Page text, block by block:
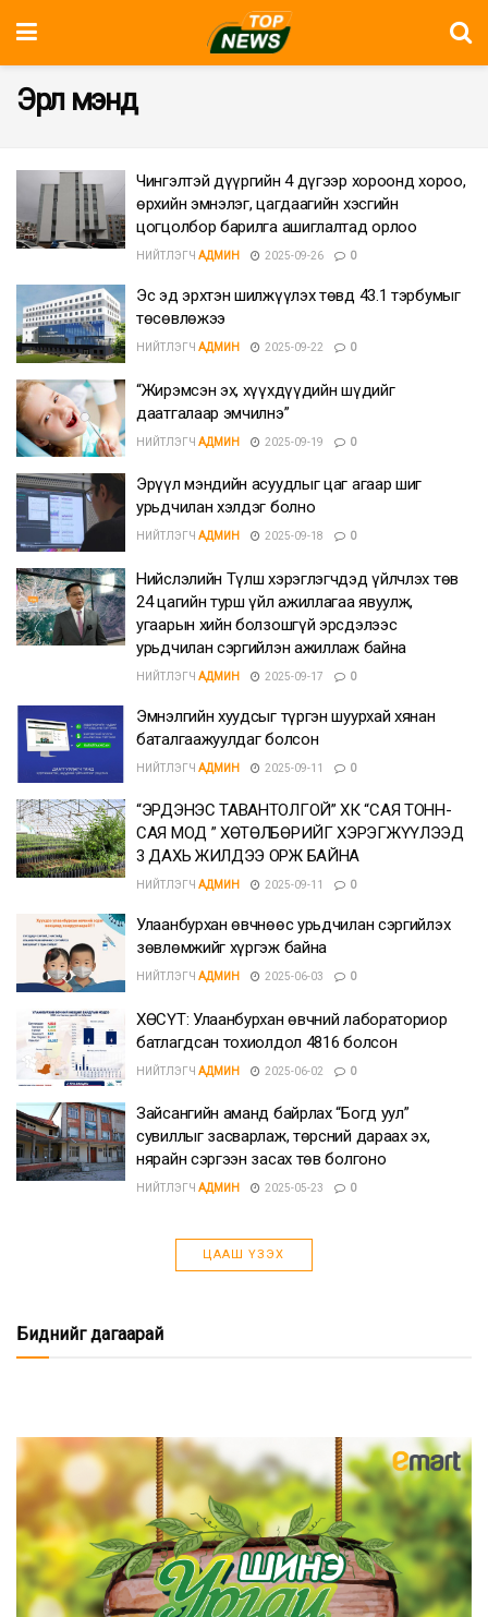
Эрүүл мэнд
Чингэлтэй дүүргийн 4 дүгээр хороонд хороо,
өрхийн эмнэлэг, цагдаагийн хэсгийн
цогцолбор барилга ашиглалтад орлоо
НИЙТЛЭГЧ АДМИН 2025-09-26 0
Эс эд эрхтэн шилжүүлэх төвд 43.1 тэрбумыг
төсөвлөжээ
НИЙТЛЭГЧ АДМИН 2025-09-22 0
“Жирэмсэн эх, хүүхдүүдийн шүдийг
даатгалаар эмчилнэ”
НИЙТЛЭГЧ АДМИН 2025-09-19 0
Эрүүл мэндийн асуудлыг цаг агаар шиг
урьдчилан хэлдэг болно
НИЙТЛЭГЧ АДМИН 2025-09-18 0
Нийслэлийн Түлш хэрэглэгчдэд үйлчлэх төв
24 цагийн турш үйл ажиллагаа явуулж,
угаарын хийн болзошгүй эрсдэлээс
урьдчилан сэргийлэн ажиллаж байна
НИЙТЛЭГЧ АДМИН 2025-09-17 0
Эмнэлгийн хуудсыг түргэн шуурхай хянан
баталгаажуулдаг болсон
НИЙТЛЭГЧ АДМИН 2025-09-11 0
“ЭРДЭНЭС ТАВАНТОЛГОЙ” ХК “САЯ ТОНН-
САЯ МОД ” ХӨТӨЛБӨРИЙГ ХЭРЭГЖҮҮЛЭЭД
3 ДАХЬ ЖИЛДЭЭ ОРЖ БАЙНА
НИЙТЛЭГЧ АДМИН 2025-09-11 0
Улаанбурхан өвчнөөс урьдчилан сэргийлэх
зөвлөмжийг хүргэж байна
НИЙТЛЭГЧ АДМИН 2025-06-03 0
ХӨСҮТ: Улаанбурхан өвчний лабораториор
батлагдсан тохиолдол 4816 болсон
НИЙТЛЭГЧ АДМИН 2025-06-02 0
Зайсангийн аманд байрлах “Богд уул”
сувиллыг засварлаж, төрсний дараах эх,
нярайн сэргээн засах төв болгоно
НИЙТЛЭГЧ АДМИН 2025-05-23 0
ЦААШ ҮЗЭХ
Биднийг дагаарай